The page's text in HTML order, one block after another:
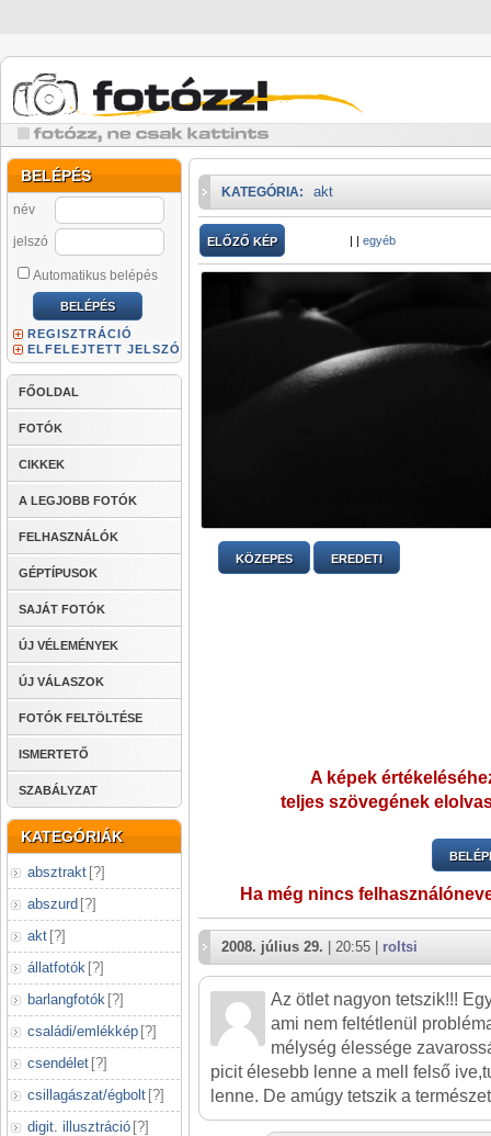
BELÉPÉS
név
jelszó
Automatikus belépés
REGISZTRÁCIÓ
ELFELEJTETT JELSZÓ
FŐOLDAL
FOTÓK
CIKKEK
A LEGJOBB FOTÓK
FELHASZNÁLÓK
GÉPTÍPUSOK
SAJÁT FOTÓK
ÚJ VÉLEMÉNYEK
ÚJ VÁLASZOK
FOTÓK FELTÖLTÉSE
ISMERTETŐ
SZABÁLYZAT
KATEGÓRIÁK
absztrakt [?]
abszurd [?]
akt [?]
állatfotók [?]
barlangfotók [?]
családi/emlékkép [?]
csendélet [?]
csillagászat/égbolt [?]
digit. illusztráció [?]
KATEGÓRIA: akt
ELŐZŐ KÉP | | egyéb
KÖZEPES EREDETI
A képek
teljes szövegének
Ha még nincs
2008. július 29. | 20:55 | roltsi
Az ötlet nagyon tetszik!!!
ami nem feltétlenül
mélység élessége
picit élesebb lenne a mell felső
lenne. De amúgy tetszik a